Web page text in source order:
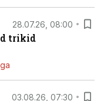
28.07.26, 08:00
trikid
03.08.26, 07:30